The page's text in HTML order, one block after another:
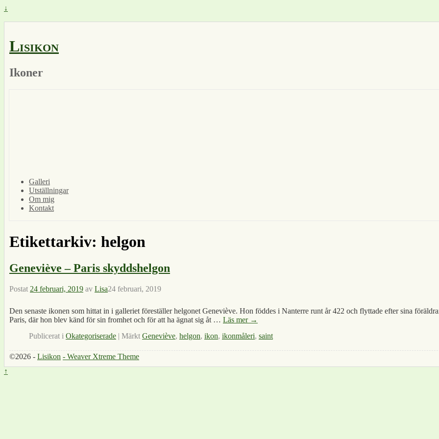
↓
Lisikon
Ikoner
Galleri
Utställningar
Om mig
Kontakt
Etikettarkiv: helgon
Geneviève – Paris skyddshelgon
Postat 24 februari, 2019 av Lisa24 februari, 2019
Den senaste ikonen som hittat in i galleriet föreställer helgonet Geneviève. Hon föddes i Nanterre runt år 422 och flyttade efter sina
Paris, där hon blev känd för sin fromhet och för att ha ägnat sig åt … Läs mer →
Publicerat i Okategoriserade | Märkt Geneviève, helgon, ikon, ikonmåleri, saint
©2026 - Lisikon - Weaver Xtreme Theme
↑